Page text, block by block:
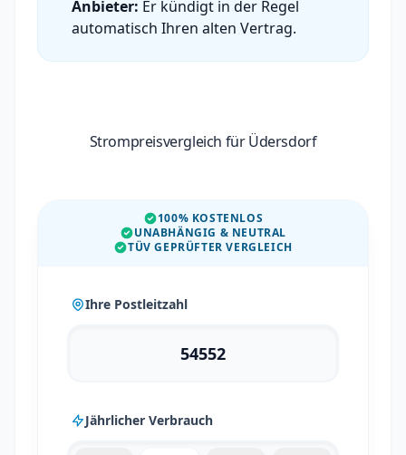
Anbieter: Er kündigt in der Regel
automatisch Ihren alten Vertrag.
Strompreisvergleich für Üdersdorf
100% KOSTENLOS
UNABHÄNGIG & NEUTRAL
TÜV GEPRÜFTER VERGLEICH
Ihre Postleitzahl
Jährlicher Verbrauch